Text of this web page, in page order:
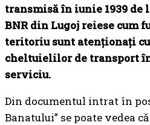
transmisă în iunie 1939
BNR din Lugoj reiese cum
teritoriu sunt atenționați
cheltuielilor de transport
serviciu.
Din documentul intrat în
Banatului” se poate vedea